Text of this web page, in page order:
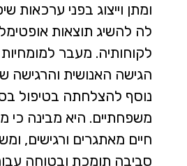
ומתן וייצוג בפני ערכאות
לה להשיג תוצאות
לקוחותיה. מעבר
הגישה האנושית והרגישה
נוסף להצלחתה בטיפול
משפחתיים. היא מבינה כי
חיים מאתגרים ורגישים,
סביבה תומכת ובטוחה